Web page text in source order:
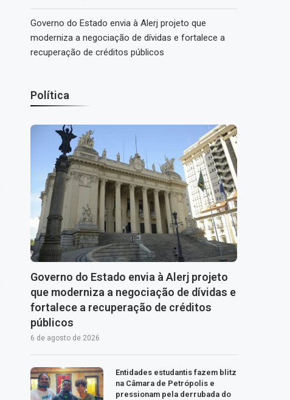
Governo do Estado envia à Alerj projeto que
moderniza a negociação de dívidas e fortalece a
recuperação de créditos públicos
Política
Governo do Estado envia à Alerj projeto
que moderniza a negociação de dívidas e
fortalece a recuperação de créditos
públicos
6 de agosto de 2026
Entidades estudantis fazem blitz
na Câmara de Petrópolis e
pressionam pela derrubada do